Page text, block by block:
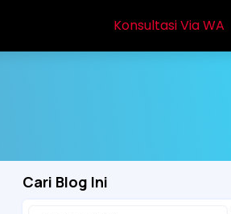
Konsultasi Via WA
Cari Blog Ini